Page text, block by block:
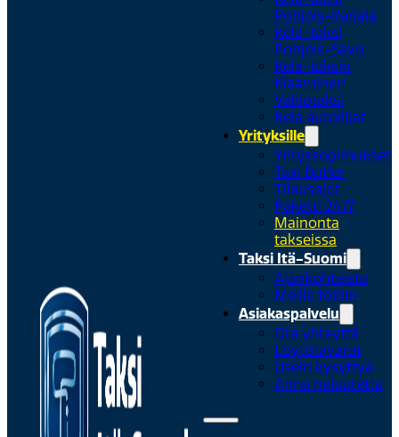
Pohjois-Karjala
Kela-taksi
Pohjois-Savo
Kela-taksin
tilaaminen
Vakiotaksi
Kela autoilijat
Yrityksille
Yrityssopimukset
Taxi Butler
Tilausajot
Paketti 24/7
Mainonta
takseissa
Taksi Itä-Suomi
Ajankohtaista
Meille töihin
Asiakaspalvelu
Ota yhteyttä
Löytötavarat
Usein kysyttyä
Anna palautetta